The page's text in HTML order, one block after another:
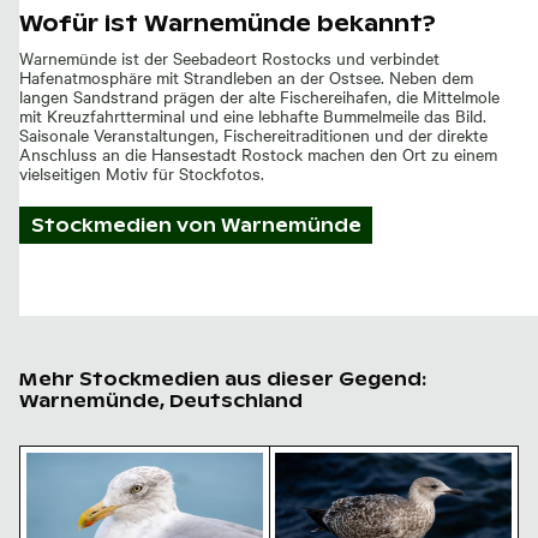
Wofür ist Warnemünde bekannt?
Warnemünde ist der Seebadeort Rostocks und verbindet
Hafenatmosphäre mit Strandleben an der Ostsee. Neben dem
langen Sandstrand prägen der alte Fischereihafen, die Mittelmole
mit Kreuzfahrtterminal und eine lebhafte Bummelmeile das Bild.
Saisonale Veranstaltungen, Fischereitraditionen und der direkte
Anschluss an die Hansestadt Rostock machen den Ort zu einem
vielseitigen Motiv für Stockfotos.
Stockmedien von Warnemünde
Mehr Stockmedien aus dieser Gegend:
Warnemünde, Deutschland
Nahaufnahme einer Möwe vor blauem Hintergrund
Junge Möwe am Wasser